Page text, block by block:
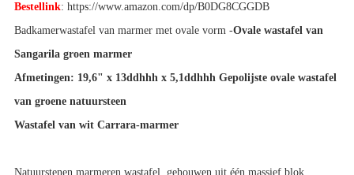
Bestellink: https://www.amazon.com/dp/B0DG8CGGDB
Badkamerwastafel van marmer met ovale vorm -Ovale wastafel van
Sangarila groen marmer
Afmetingen: 19,6" x 13ddhhh x 5,1ddhhh Gepolijste ovale wastafel
van groene natuursteen
Wastafel van wit Carrara-marmer
Natuurstenen marmeren wastafel, gehouwen uit één massief blok